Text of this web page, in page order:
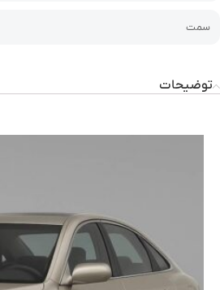
سمت
توضیحات